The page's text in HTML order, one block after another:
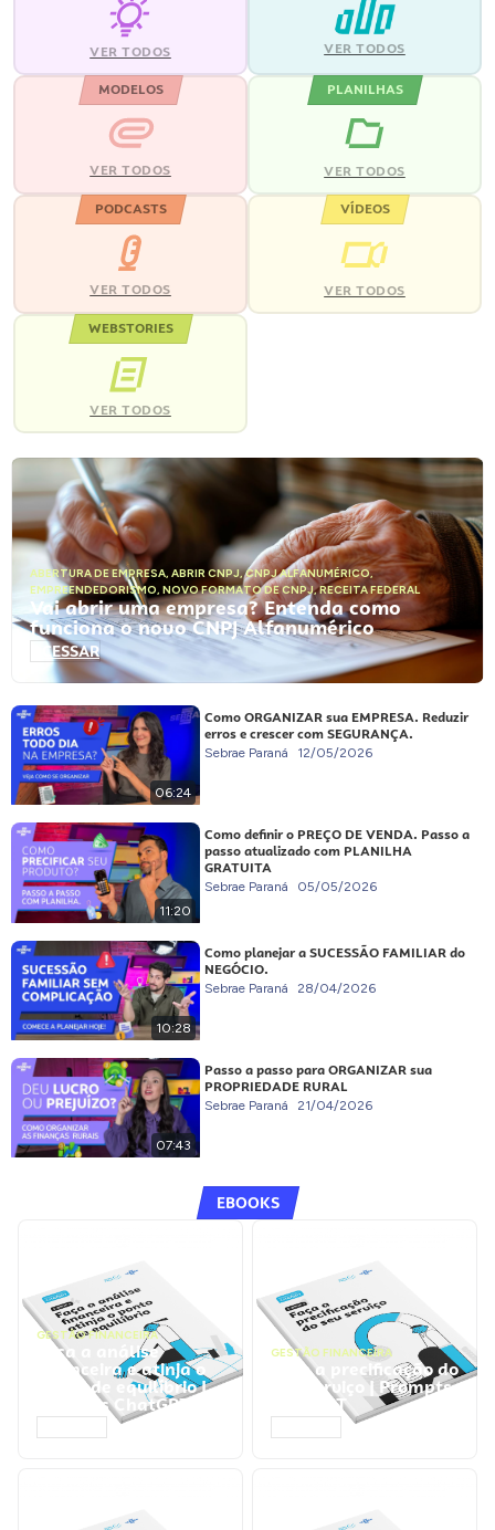
VER TODOS VER TODOS
MODELOS
VER TODOS
PLANILHAS
VER TODOS
PODCASTS
VER TODOS
VÍDEOS
VER TODOS
WEBSTORIES
VER TODOS
ABERTURA DE EMPRESA, ABRIR CNPJ,CNPJ ALFANUMÉRICO,
EMPREENDEDORISMO, NOVO FORMATO DE CNPJ,RECEITA FEDERAL
Vai abrir uma empresa? Entenda como
funciona o novo CNPJ Alfanumérico
ACESSAR
06:24
Como ORGANIZAR sua EMPRESA. Reduzir
erros e crescer com SEGURANÇA.
Sebrae Paraná 12/05/2026
11:20
Como definir o PREÇO DE VENDA. Passo a
passo atualizado com PLANILHA
GRATUITA
Sebrae Paraná 05/05/2026
10:28
Como planejar a SUCESSÃO FAMILIAR do
NEGÓCIO.
Sebrae Paraná 28/04/2026
07:43
Passo a passo para ORGANIZAR sua
PROPRIEDADE RURAL
Sebrae Paraná 21/04/2026
EBOOKS
GESTÃO FINANCEIRA
Faça a análise
financeira e atinja o
ponto de equilíbrio |
Prompts ChatGPT
GESTÃO FINANCEIRA
Faça a precificação do
seu serviço | Prompts
ChatGPT